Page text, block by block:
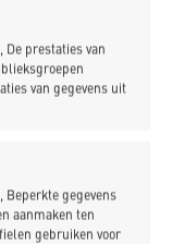
De prestaties van
van gegevens uit
Beperkte gegevens
aanmaken ten
gebruiken voor